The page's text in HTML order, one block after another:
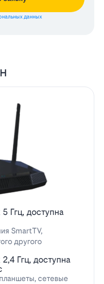
данных
Ггц, доступна
SmartTV,
другого
Ггц, доступна
сетевые